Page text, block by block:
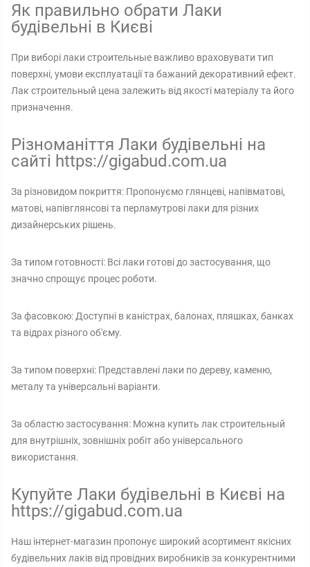
Як правильно обрати Лаки
будівельні в Києві
При виборі лаки строительные важливо враховувати тип
поверхні, умови експлуатації та бажаний декоративний ефект.
Лак строительный цена залежить від якості матеріалу та його
призначення.
Різноманіття Лаки будівельні на
сайті https://gigabud.com.ua
За різновидом покриття: Пропонуємо глянцеві, напівматові,
матові, напівглянсові та перламутрові лаки для різних
дизайнерських рішень.
За типом готовності: Всі лаки готові до застосування, що
значно спрощує процес роботи.
За фасовкою: Доступні в каністрах, балонах, пляшках, банках
та відрах різного об'єму.
За типом поверхні: Представлені лаки по дереву, каменю,
металу та універсальні варіанти.
За областю застосування: Можна купить лак строительный
для внутрішніх, зовнішніх робіт або універсального
використання.
Купуйте Лаки будівельні в Києві на
https://gigabud.com.ua
Наш інтернет-магазин пропонує широкий асортимент якісних
будівельних лаків від провідних виробників за конкурентними